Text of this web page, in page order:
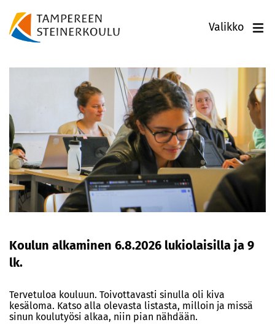
Valikko
Koulun alkaminen 6.8.2026 lukiolaisilla ja 9
lk.
Tervetuloa kouluun. Toivottavasti sinulla oli kiva
kesäloma. Katso alla olevasta listasta, milloin ja missä
sinun koulutyösi alkaa, niin pian nähdään.